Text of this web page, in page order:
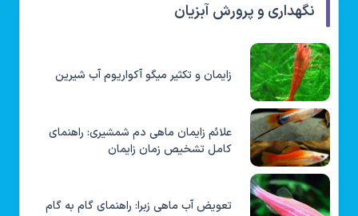
نگهداری و پرورش آبزیان
زایمان و تکثیر میگو آکواریوم آب شیرین
علائم زایمان ماهی دم شمشیری: راهنمای
کامل تشخیص زمان زایمان
تعویض آب ماهی زبرا: راهنمای گام به گام